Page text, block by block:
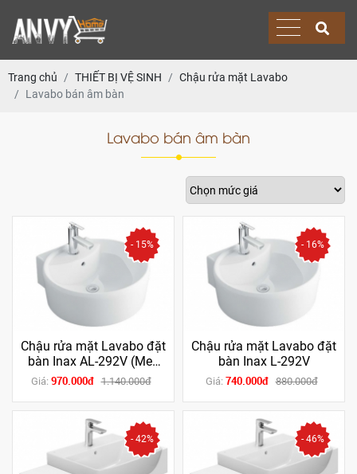
Trang chủ THIẾT BỊ VỆ SINH
Chậu rửa mặt Lavabo
Lavabo bán âm bàn
Lavabo bán âm bàn
- 15%
Chậu rửa mặt Lavabo đặt
bàn Inax AL-292V (Men
AQUA CERAMIC)
Giá: 970.000đ 1.140.000đ
- 16%
Chậu rửa mặt Lavabo đặt
bàn Inax L-292V
Giá: 740.000đ 880.000đ
- 42% - 46%